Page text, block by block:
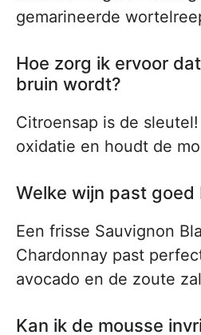
gemarineerde
Hoe zorg ik ervoor
bruin wordt?
Citroensap is de
oxidatie en houdt de
Welke wijn past
Een frisse Sauvignon
Chardonnay past
avocado en de zoute
Kan ik de mousse